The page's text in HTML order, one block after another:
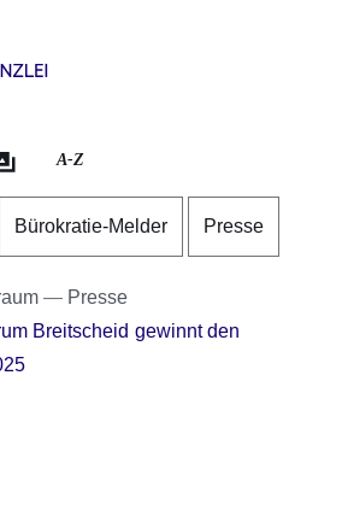
A-Z
Bürokratie-Melder Presse
Presse
Breitscheid gewinnt den